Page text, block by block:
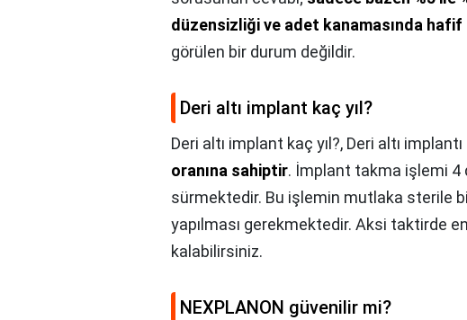
düzensizliği ve adet kanamasında
görülen bir durum değildir.
Deri altı implant kaç yıl?
Deri altı implant kaç yıl?, Deri altı implantı
oranına sahiptir. İmplant takma işlemi 4
sürmektedir. Bu işlemin mutlaka sterile
yapılması gerekmektedir. Aksi taktirde
kalabilirsiniz.
NEXPLANON güvenilir mi?